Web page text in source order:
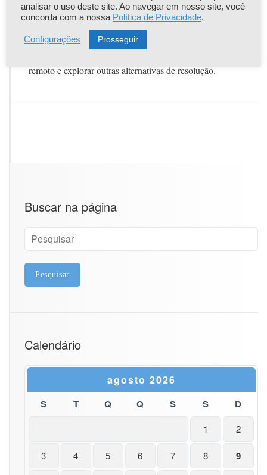
para-o-funcionamento-do-infer32/
Se o problema persistir, entre em contato com o nosso
suporte pelo Whatsapp (31) 3295-1798 de segunda à sexta,
remoto e explorar outras alternativas de resolução.
Buscar na página
Calendário
agosto 2026
S T Q Q S S D
1 2
3 4 5 6 7 8 9
analisar o uso deste site. Ao navegar em nosso site, você
concorda com a nossa Política de Privacidade.
Configurações Prosseguir